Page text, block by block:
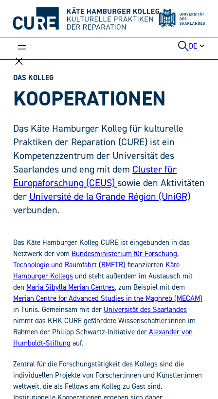
Inhalt
DE
DAS KOLLEG
KOOPERATIONEN
Das Käte Hamburger Kolleg für kulturelle
Praktiken der Reparation (CURE) ist ein
Kompetenzzentrum der Universität des
Saarlandes und eng mit dem Cluster für
Europaforschung (CEUS) sowie den Aktivitäten
der Université de la Grande Région (UniGR)
verbunden.
Das Käte Hamburger Kolleg CURE ist eingebunden in das
Netzwerk der vom Bundesministerium für Forschung,
Technologie und Raumfahrt (BMFTR) finanzierten Käte
Hamburger Kollegsund steht außerdem im Austausch mit
den Maria Sibylla Merian Centres, zum Beispiel mit dem
Merian Centre for Advanced Studies in the Maghreb (MECAM)
in Tunis. Gemeinsam mit der Universität des Saarlandes
nimmt das KHK CURE gefährdete Wissenschaftler:innen im
Rahmen der Philipp Schwartz-Initiative der Alexander von
Humboldt-Stiftung auf.
Zentral für die Forschungstätigkeit des Kollegs sind die
individuellen Projekte von Forscher:innen und Künstler:innen
weltweit, die als Fellows am Kolleg zu Gast sind.